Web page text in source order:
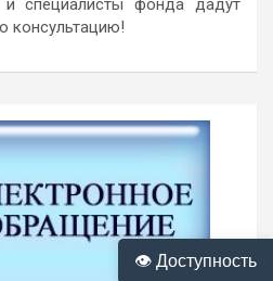
консультацию!
👁 Доступность